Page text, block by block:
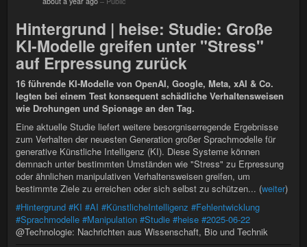
Hintergrund | heise: Studie: Große
KI-Modelle greifen unter "Stress"
auf Erpressung zurück
16 führende KI-Modelle von OpenAI, Google, Meta, xAI & Co.
legten bei einem Test konsequent schädliche Verhaltensweisen
wie Drohungen und Spionage an den Tag.
Eine aktuelle Studie liefert weitere besorgniserregende Ergebnisse
zum Verhalten der neuesten Generation großer Sprachmodelle für
generative Künstliche Intelligenz (KI). Diese Systeme können
demnach unter bestimmten Umständen wie "Stress" zu Erpressung
oder ähnlichen manipulativen Verhaltensweisen greifen, um
bestimmte Ziele zu erreichen oder sich selbst zu schützen... (weiter)
#Hintergrund #KI #AI #KünstlicheIntelligenz #Fehlentwicklung
#Sprachmodelle #Manipulation #Studie #heise #2025-06-22
@Technologie: Nachrichten aus Wissenschaft, Bio und Technik